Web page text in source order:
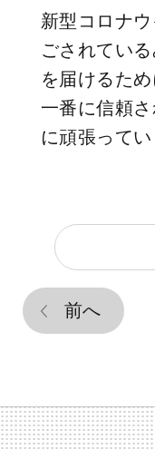
新型コロナ
ごされてい
を届けるた
一番に信頼
に頑張って
前へ